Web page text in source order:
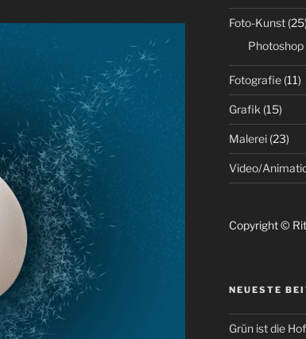
Foto-Kunst(25)
Photoshop
Fotografie(11)
Grafik (15)
Malerei(23)
Video/
Copyright ©
NEUESTE
Grün ist die